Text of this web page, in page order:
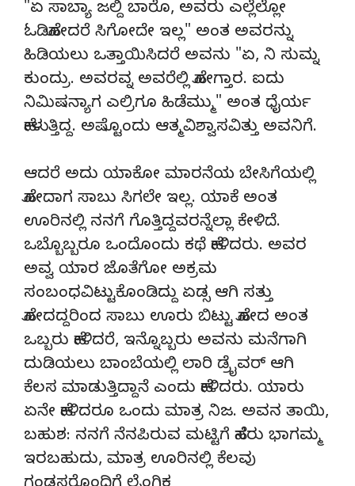
"ಏ ಸಾಬ್ಯಾ ಜಲ್ದಿ ಬಾರೊ, ಅವರು ಎಲ್ಲೆಲ್ಲೋ
ಓಡಿಹೋದರೆ ಸಿಗೋದೇ ಇಲ್ಲ" ಅಂತ ಅವರನ್ನು
ಹಿಡಿಯಲು ಒತ್ತಾಯಿಸಿದರೆ ಅವನು "ಏ, ನಿ ಸುಮ್ನ
ಕುಂದ್ರು. ಅವರವ್ನ ಅವರೆಲ್ಲಿ ಹೋಗ್ತಾರ. ಐದು
ನಿಮಿಷನ್ಯಾಗ ಎಲ್ರಿಗೂ ಹಿಡೆಮ್ಮು" ಅಂತ ಧೈರ್ಯ
ಹೇಳುತ್ತಿದ್ದ. ಅಷ್ಟೊಂದು ಆತ್ಮವಿಶ್ವಾಸವಿತ್ತು ಅವನಿಗೆ.
ಆದರೆ ಅದು ಯಾಕೋ ಮಾರನೆಯ ಬೇಸಿಗೆಯಲ್ಲಿ
ಹೋದಾಗ ಸಾಬು ಸಿಗಲೇ ಇಲ್ಲ. ಯಾಕೆ ಅಂತ
ಊರಿನಲ್ಲಿ ನನಗೆ ಗೊತ್ತಿದ್ದವರನ್ನೆಲ್ಲಾ ಕೇಳಿದೆ.
ಒಬ್ಬೊಬ್ಬರೂ ಒಂದೊಂದು ಕಥೆ ಹೇಳಿದರು. ಅವರ
ಅವ್ವ ಯಾರ ಜೊತೆಗೋ ಅಕ್ರಮ
ಸಂಬಂಧವಿಟ್ಟುಕೊಂಡಿದ್ದು ಏಡ್ಸ ಆಗಿ ಸತ್ತು
ಹೋದದ್ದರಿಂದ ಸಾಬು ಊರು ಬಿಟ್ಟು ಹೋದ ಅಂತ
ಒಬ್ಬರು ಹೇಳಿದರೆ, ಇನ್ನೊಬ್ಬರು ಅವನು ಮನೆಗಾಗಿ
ದುಡಿಯಲು ಬಾಂಬೆಯಲ್ಲಿ ಲಾರಿ ಡ್ರೈವರ್ ಆಗಿ
ಕೆಲಸ ಮಾಡುತ್ತಿದ್ದಾನೆ ಎಂದು ಹೇಳಿದರು. ಯಾರು
ಏನೇ ಹೇಳಿದರೂ ಒಂದು ಮಾತ್ರ ನಿಜ. ಅವನ ತಾಯಿ,
ಬಹುಶ: ನನಗೆ ನೆನಪಿರುವ ಮಟ್ಟಿಗೆ ಹೆಸರು ಭಾಗಮ್ಮ
ಇರಬಹುದು, ಮಾತ್ರ ಊರಿನಲ್ಲಿ ಕೆಲವು